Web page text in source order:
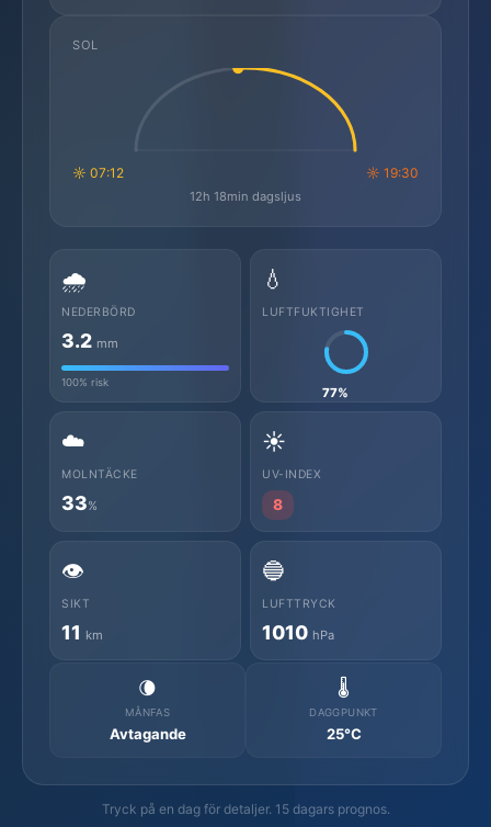
SOL
☼ 07:12 ☼ 19:30
12h 18min dagsljus
🌧️
NEDERBÖRD
3.2 mm
100% risk
💧
LUFTFUKTIGHET
77%
☁️
MOLNTÄCKE
33%
☀️
UV-INDEX
8
👁️
SIKT
11 km
🔵
LUFTTRYCK
1010 hPa
🌘
MÅNFAS
Avtagande
🌡️
DAGGPUNKT
25°C
Tryck på en dag för detaljer. 15 dagars prognos.